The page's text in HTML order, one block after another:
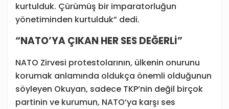
kurtulduk. Çürümüş bir imparatorluğun
yönetiminden kurtulduk” dedi.
“NATO’YA ÇIKAN HER SES DEĞERLİ”
NATO Zirvesi protestolarının, ülkenin onurunu
korumak anlamında oldukça önemli olduğunun
söyleyen Okuyan, sadece TKP’nin değil birçok
partinin ve kurumun, NATO’ya karşı ses